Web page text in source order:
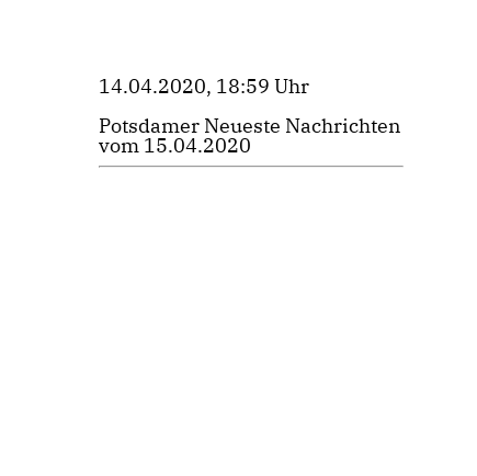
14.04.2020, 18:59 Uhr
Potsdamer Neueste Nachrichten
vom 15.04.2020